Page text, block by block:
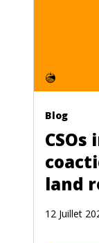
Blog
land
12 Juillet